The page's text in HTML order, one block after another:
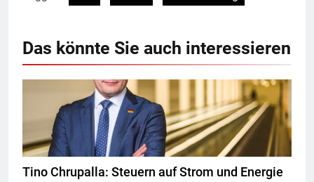
Das könnte Sie auch interessieren
Tino Chrupalla: Steuern auf Strom und Energie